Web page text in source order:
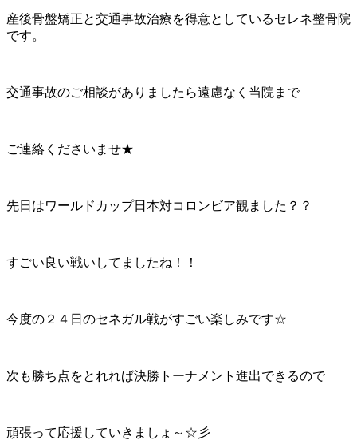
産後骨盤矯正と交通事故治療を得意としているセレネ整骨院
です。
交通事故のご相談がありましたら遠慮なく当院まで
ご連絡くださいませ★
先日はワールドカップ日本対コロンビア観ました？？
すごい良い戦いしてましたね！！
今度の２４日のセネガル戦がすごい楽しみです☆
次も勝ち点をとれれば決勝トーナメント進出できるので
頑張って応援していきましょ～☆彡